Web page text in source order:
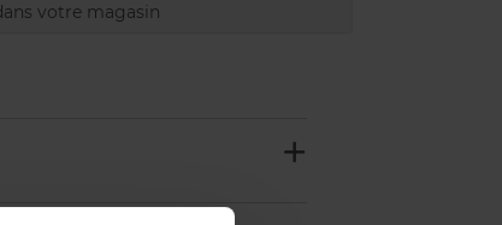
votre magasin